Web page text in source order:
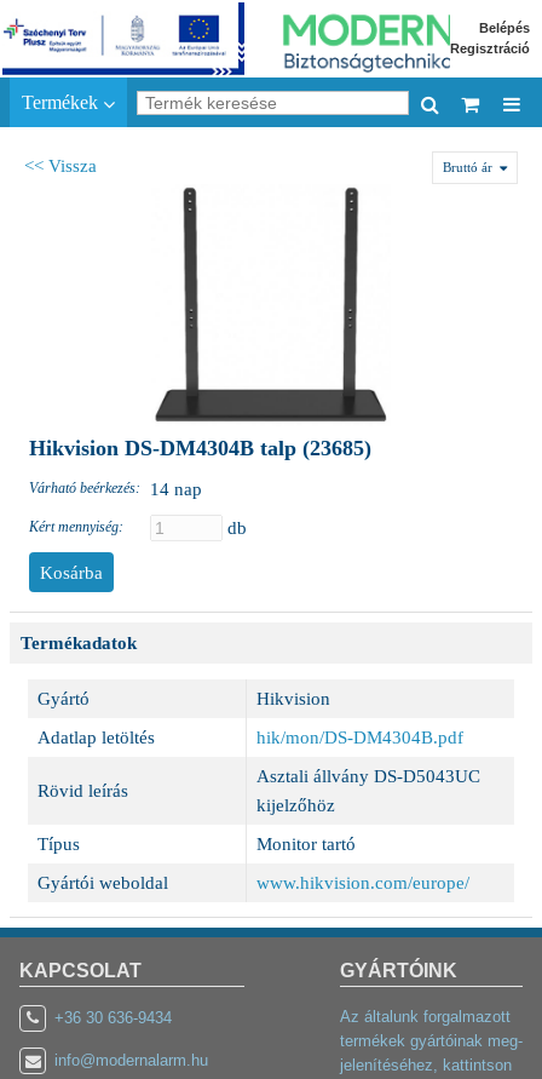
Belépés
Regisztráció
Termékek
<< Vissza Bruttó ár
Hikvision DS-DM4304B talp (23685)
Várható beérkezés: 14 nap
Kért mennyiség: db
Termékadatok
Gyártó
Hikvision
Adatlap letöltés
hik/mon/DS-DM4304B.pdf
Rövid leírás
Asztali állvány DS-D5043UC
kijelzőhöz
Típus
Monitor tartó
Gyártói weboldal
www.hikvision.com/europe/
KAPCSOLAT
+36 30 636-9434
info@modernalarm.hu
GYÁRTÓINK
Az általunk forgalmazott
termékek gyártóinak meg-
jelenítéséhez, kattintson